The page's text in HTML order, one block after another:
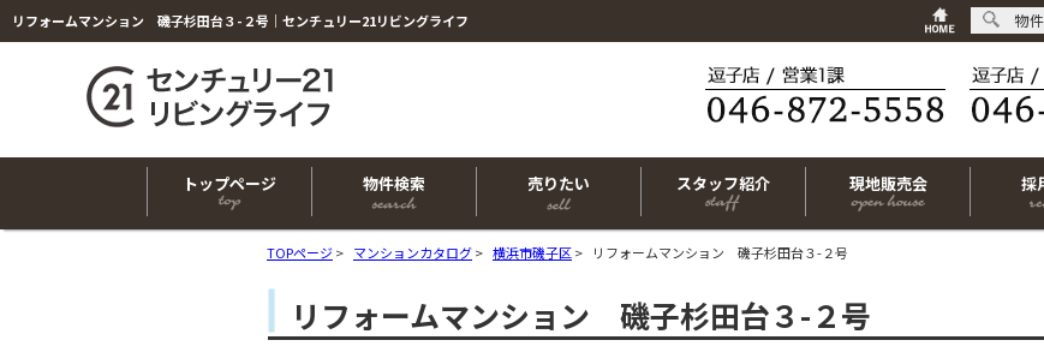
リフォームマンション 磯子杉田台３-２号｜センチュリー21リビングライフ
トップページ 物件検索 売りたい スタッフ紹介 現地販売会 採
TOPページ> マンションカタログ> 横浜市磯子区> リフォームマンション 磯子杉田台３-２号
リフォームマンション 磯子杉田台３-２号
物